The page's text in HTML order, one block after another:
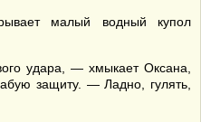
малый водный купол
удара, — хмыкает Оксана,
защиту. — Ладно, гулять,